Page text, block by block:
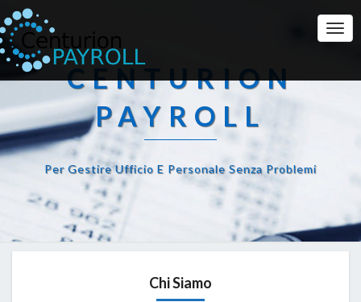
CENTURION
PAYROLL
Per Gestire Ufficio E Personale Senza Problemi
Chi Siamo